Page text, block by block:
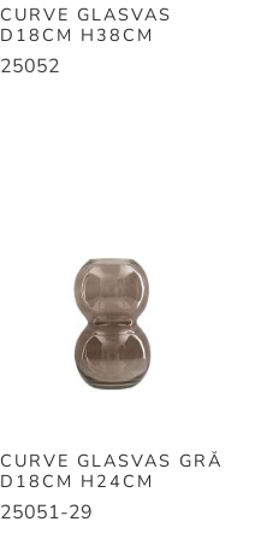
CURVE GLASVAS
D18CM H38CM
25052
CURVE GLASVAS GRÅ
D18CM H24CM
25051-29